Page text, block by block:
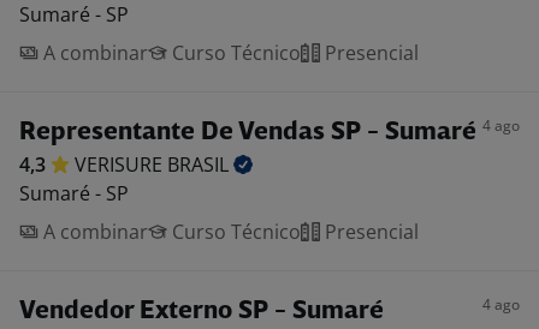
Sumaré - SP
A combinar
Curso Técnico Presencial
Representante De Vendas SP - Sumaré 4 ago
4,3 VERISURE BRASIL
Sumaré - SP
A combinar
Curso Técnico Presencial
Vendedor Externo SP - Sumaré 4 ago